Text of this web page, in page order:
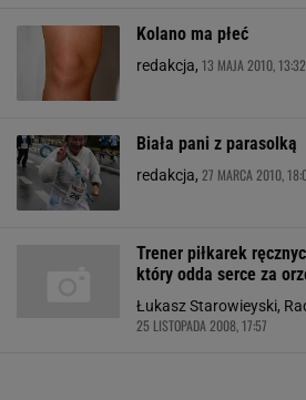
Kolano ma płeć
redakcja, 13 MAJA 2010, 13:32
Biała pani z parasolką
redakcja, 27 MARCA 2010,
Trener piłkarek
który odda serce za
Łukasz Starowieyski,
25 LISTOPADA 2008, 17:57